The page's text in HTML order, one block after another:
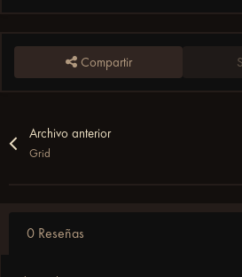
Compartir
Archivo anterior
Grid
0 Reseñas